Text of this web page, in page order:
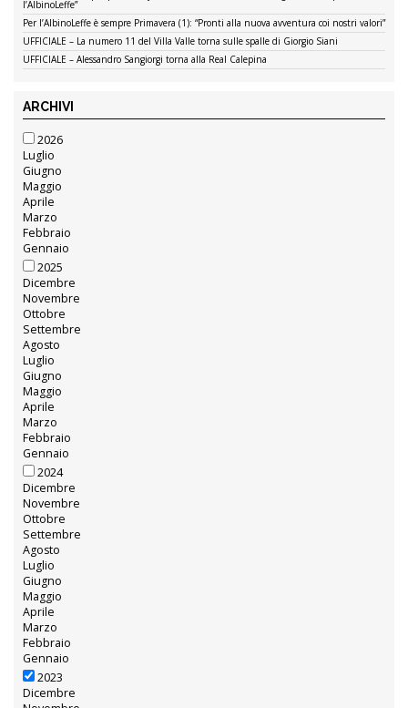
l’AlbinoLeffe”
Per l’AlbinoLeffe è sempre Primavera (1): “Pronti alla nuova avventura coi nostri valori”
UFFICIALE – La numero 11 del Villa Valle torna sulle spalle di Giorgio Siani
UFFICIALE – Alessandro Sangiorgi torna alla Real Calepina
ARCHIVI
2026
Luglio
Giugno
Maggio
Aprile
Marzo
Febbraio
Gennaio
2025
Dicembre
Novembre
Ottobre
Settembre
Agosto
Luglio
Giugno
Maggio
Aprile
Marzo
Febbraio
Gennaio
2024
Dicembre
Novembre
Ottobre
Settembre
Agosto
Luglio
Giugno
Maggio
Aprile
Marzo
Febbraio
Gennaio
2023
Dicembre